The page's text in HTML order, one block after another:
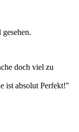
doch viel zu
ist absolut Perfekt!"